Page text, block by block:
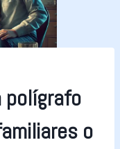
polígrafo
o